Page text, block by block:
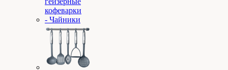
кофеварки
- Чайники